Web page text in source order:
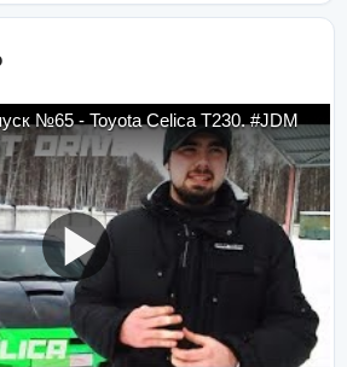
Real Test Drive. Выпуск №65 - Toyota Celica T230. #JDM